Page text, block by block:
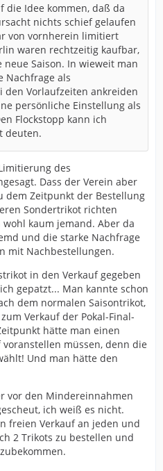
die Idee kommen, daß da
nichts schief gelaufen
von vornherein limitiert
waren rechtzeitig kaufbar,
Saison. In wieweit man
Nachfrage als
den Vorlaufzeiten ankreiden
persönliche Einstellung als
Flockstopp kann ich
deuten.
des
Dass der Verein aber
dem Zeitpunkt der Bestellung
Sondertrikot richten
kaum jemand. Aber da
und die starke Nachfrage
mit Nachbestellungen.
in den Verkauf gegeben
gepatzt... Man kannte schon
dem normalen Saisontrikot,
Verkauf der Pokal-Final-
hätte man einen
müssen, denn die
Und man hätte den
vor den Mindereinnahmen
ich weiß es nicht.
freien Verkauf an jeden und
2 Trikots zu bestellen und